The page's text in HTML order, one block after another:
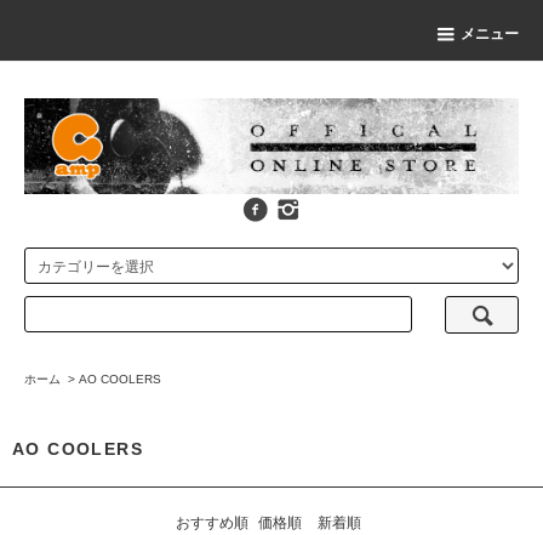
メニュー
ホーム > AO COOLERS
AO COOLERS
おすすめ順 価格順 新着順